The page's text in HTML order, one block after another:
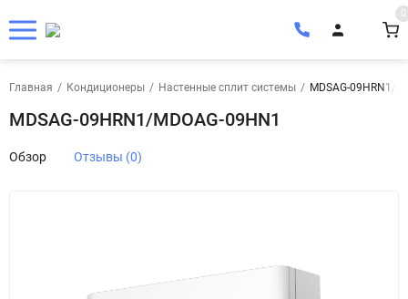
0
Главная / Кондиционеры / Настенные сплит системы / MDSAG-09HRN1/
MDSAG-09HRN1/MDOAG-09HN1
Обзор Отзывы (0)